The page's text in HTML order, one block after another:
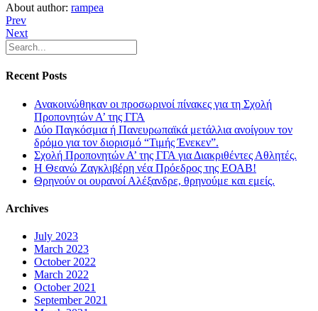
About author: rampea
Prev
Next
Recent Posts
Ανακοινώθηκαν οι προσωρινοί πίνακες για τη Σχολή
Προπονητών Α’ της ΓΓΑ
Δύο Παγκόσμια ή Πανευρωπαϊκά μετάλλια ανοίγουν τον
δρόμο για τον διορισμό “Τιμής Ένεκεν”.
Σχολή Προπονητών Α’ της ΓΓΑ για Διακριθέντες Αθλητές.
Η Θεανώ Ζαγκλιβέρη νέα Πρόεδρος της ΕΟΑΒ!
Θρηνούν οι ουρανοί Αλέξανδρε, θρηνούμε και εμείς.
Archives
July 2023
March 2023
October 2022
March 2022
October 2021
September 2021